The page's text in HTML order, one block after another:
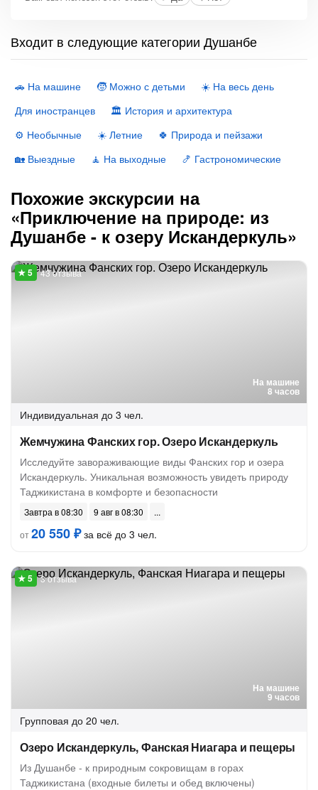
Входит в следующие категории Душанбе
🚗 На машине 🧒 Можно с детьми
☀️ На весь день
Для иностранцев
🏛 История и архитектура
⚙️ Необычные
☀️ Летние
🍀 Природа и пейзажи
🏡 Выездные
🧘 На выходные 🍤 Гастрономические
Похожие экскурсии на
«Приключение на природе: из
Душанбе - к озеру Искандеркуль»
На машине
8 часов
43 отзыва
Индивидуальная до 3 чел.
Жемчужина Фанских гор. Озеро Искандеркуль
Исследуйте завораживающие виды Фанских гор и озера
Искандеркуль. Уникальная возможность увидеть природу
Таджикистана в комфорте и безопасности
Завтра в 08:30
9 авг в 08:30
от20 550 ₽за всё до 3 чел.
На машине
9 часов
3 отзыва
Групповая до 20 чел.
Озеро Искандеркуль, Фанская Ниагара и пещеры
Из Душанбе - к природным сокровищам в горах
Таджикистана (входные билеты и обед включены)